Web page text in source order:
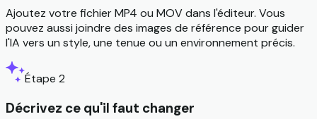
Ajoutez votre fichier MP4 ou MOV dans l'éditeur. Vous
pouvez aussi joindre des images de référence pour guider
l'IA vers un style, une tenue ou un environnement précis.
Étape 2
Décrivez ce qu'il faut changer